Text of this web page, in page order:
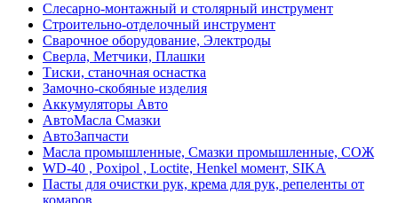
Слесарно-монтажный и столярный инструмент
Строительно-отделочный инструмент
Сварочное оборудование, Электроды
Сверла, Метчики, Плашки
Тиски, станочная оснастка
Замочно-скобяные изделия
Аккумуляторы Авто
АвтоМасла Смазки
АвтоЗапчасти
Масла промышленные, Смазки промышленные, СОЖ
WD-40 , Poxipol , Loctite, Henkel момент, SIKA
Пасты для очистки рук, крема для рук, репеленты от
комаров